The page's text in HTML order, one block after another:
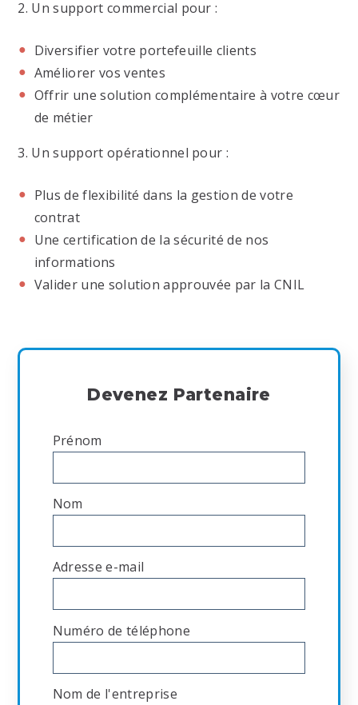
2. Un support commercial pour :
Diversifier votre portefeuille clients
Améliorer vos ventes
Offrir une solution complémentaire à votre cœur
de métier
3. Un support opérationnel pour :
Plus de flexibilité dans la gestion de votre
contrat
Une certification de la sécurité de nos
informations
Valider une solution approuvée par la CNIL
Devenez Partenaire
Prénom
Nom
Adresse e-mail
Numéro de téléphone
Nom de l'entreprise